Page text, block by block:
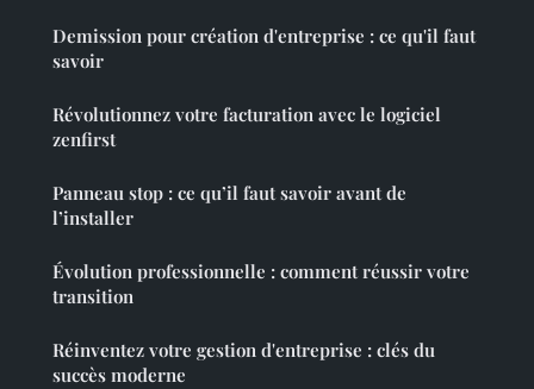
Demission pour création d'entreprise : ce qu'il faut
savoir
Révolutionnez votre facturation avec le logiciel
zenfirst
Panneau stop : ce qu’il faut savoir avant de
l’installer
Évolution professionnelle : comment réussir votre
transition
Réinventez votre gestion d'entreprise : clés du
succès moderne